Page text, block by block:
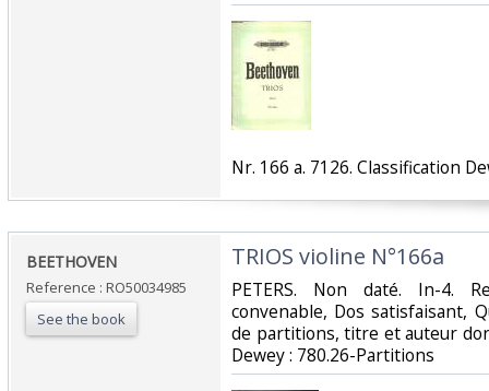
‎Nr. 166 a. 7126. Classification
‎BEETHOVEN‎
Reference : RO50034985
See the book
‎TRIOS violine N°166a‎
‎PETERS. Non daté. In-4.
convenable, Dos satisfaisant,
de partitions, titre et auteur
Dewey : 780.26-Partitions‎